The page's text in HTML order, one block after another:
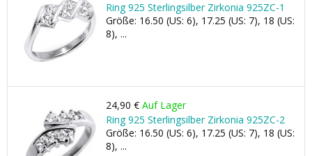
Ring 925 Sterlingsilber Zirkonia 925ZC-1
Größe: 16.50 (US: 6), 17.25 (US: 7), 18 (US:
8), ...
24,90 € Auf Lager
Ring 925 Sterlingsilber Zirkonia 925ZC-2
Größe: 16.50 (US: 6), 17.25 (US: 7), 18 (US:
8), ...